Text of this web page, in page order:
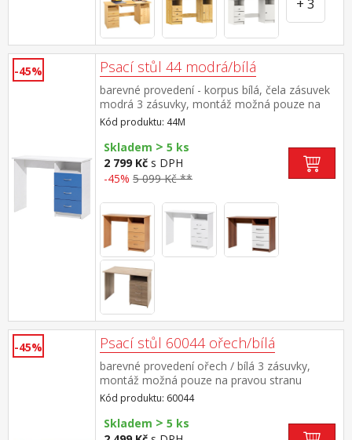
-45% Psací stůl 44 modrá/bílá
barevné provedení - korpus bílá, čela zásuvek
modrá 3 zásuvky, montáž možná pouze na
pravou stranu
Kód produktu: 44M
Skladem > 5 ks
2 799 Kč s DPH
-45% 5 099 Kč **
-45% Psací stůl 60044 ořech/bílá
barevné provedení ořech / bílá 3 zásuvky,
montáž možná pouze na pravou stranu
Kód produktu: 60044
Skladem > 5 ks